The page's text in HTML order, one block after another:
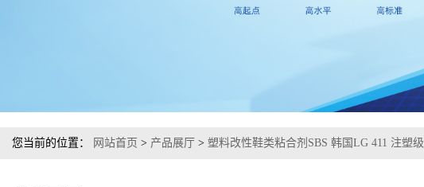
您当前的位置： 网站首页 > 产品展厅 > 塑料改性鞋类粘合剂SBS 韩国LG 411 注塑级